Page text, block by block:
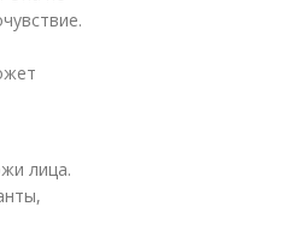
лица.